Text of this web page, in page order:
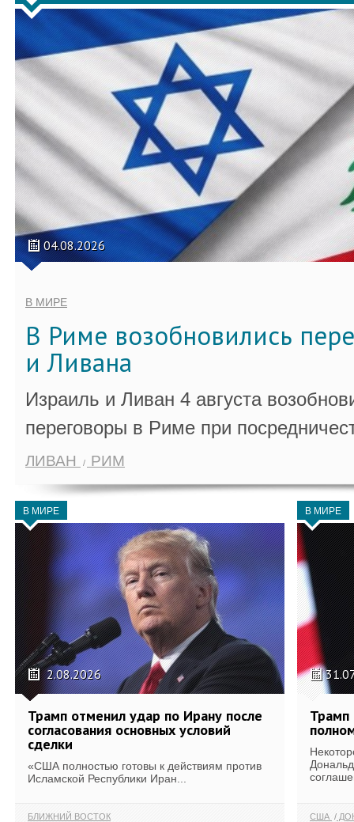
04.08.2026
В МИРЕ
В Риме возобновились
и Ливана
Израиль и Ливан 4 августа
переговоры в Риме при
ЛИВАН РИМ
В МИРЕ
2.08.2026
Трамп отменил удар по Ирану после
согласования основных условий
сделки
«США полностью готовы к действиям против
Исламской Республики Иран...
БЛИЖНИЙ ВОСТОК
В МИРЕ
Трамп
США